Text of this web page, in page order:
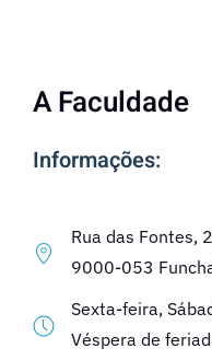
A Faculdade
Informações:
Rua das
9000-053
Sexta-feira,
Véspera de